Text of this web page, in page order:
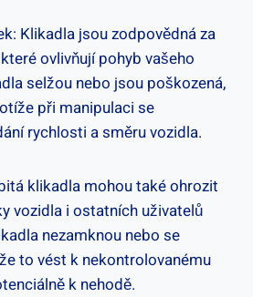
Klikadla jsou zodpovědná​ za
ovlivňují‍ pohyb vašeho
selžou nebo jsou‌ poškozená,
při⁤ manipulaci se
rychlosti a směru vozidla.
klikadla mohou ​také ohrozit
vozidla i ⁣ostatních uživatelů
nezamknou ​nebo ‍se
to vést k nekontrolovanému
k nehodě.